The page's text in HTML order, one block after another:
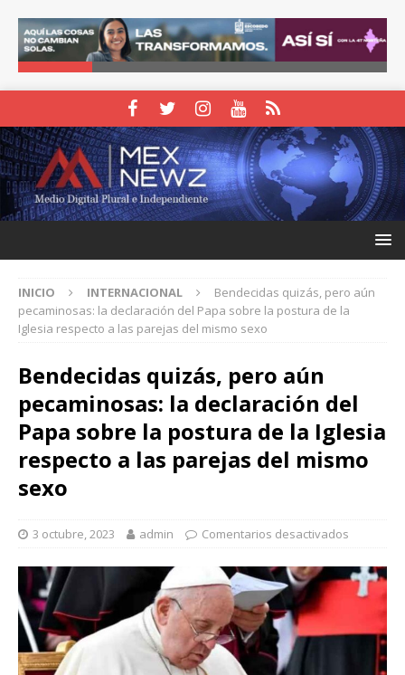
INICIO INTERNACIONAL
Bendecidas quizás, pero aún
pecaminosas: la declaración del Papa sobre la postura de la
Iglesia respecto a las parejas del mismo sexo
Bendecidas quizás, pero aún
pecaminosas: la declaración del
Papa sobre la postura de la Iglesia
respecto a las parejas del mismo
sexo
3 octubre, 2023 admin Comentarios desactivados